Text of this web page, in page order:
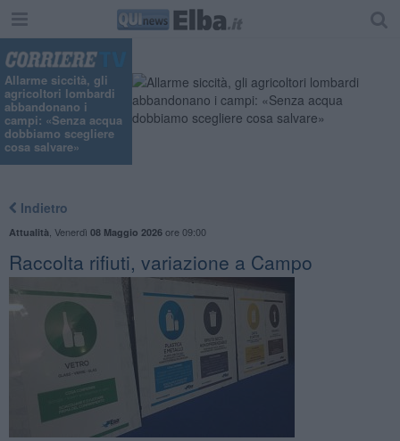
Allarme siccità, gli
agricoltori lombardi
abbandonano i
campi: «Senza acqua
dobbiamo scegliere
cosa salvare»
Indietro
Attualità Venerdì 08 Maggio 2026ore 09:00
Raccolta rifiuti, variazione a Campo